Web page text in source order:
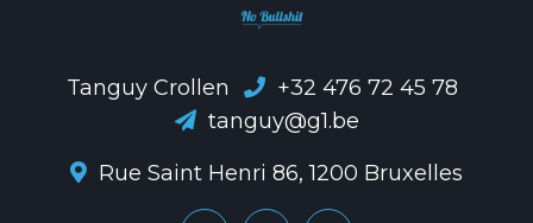
Tanguy Crollen
+32 476 72 45 78
tanguy@g1.be
Rue Saint Henri 86, 1200 Bruxelles